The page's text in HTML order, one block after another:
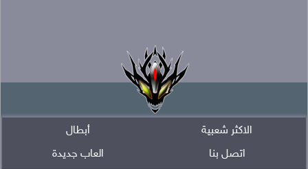
أبطال
الاكثر شعبية
العاب جديدة
اتصل بنا